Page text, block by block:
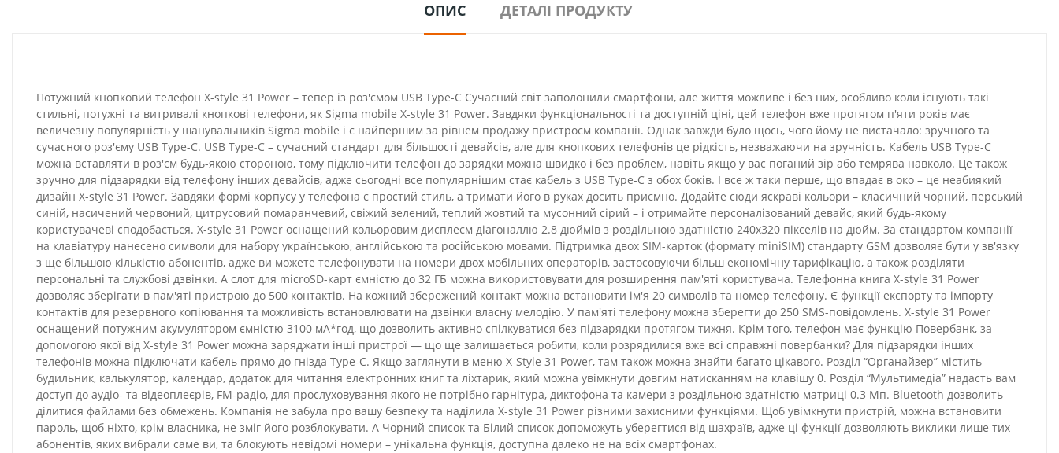
ОПИС ДЕТАЛІ ПРОДУКТУ
Потужний кнопковий телефон X-style 31 Power – тепер із роз'ємом USB Type-C Сучасний світ заполонили смартфони, але життя можливе і без них, особливо коли існують такі
стильні, потужні та витривалі кнопкові телефони, як Sigma mobile X-style 31 Power. Завдяки функціональності та доступній ціні, цей телефон вже протягом п'яти років має
величезну популярність у шанувальників Sigma mobile і є найпершим за рівнем продажу пристроєм компанії. Однак завжди було щось, чого йому не вистачало: зручного та
сучасного роз'єму USB Type-C. USB Type-C – сучасний стандарт для більшості девайсів, але для кнопкових телефонів це рідкість, незважаючи на зручність. Кабель USB Type-C
можна вставляти в роз'єм будь-якою стороною, тому підключити телефон до зарядки можна швидко і без проблем, навіть якщо у вас поганий зір або темрява навколо. Це також
зручно для підзарядки від телефону інших девайсів, адже сьогодні все популярнішим стає кабель з USB Type-C з обох боків. І все ж таки перше, що впадає в око – це неабиякий
дизайн X-style 31 Power. Завдяки формі корпусу у телефона є простий стиль, а тримати його в руках досить приємно. Додайте сюди яскраві кольори – класичний чорний, перський
синій, насичений червоний, цитрусовий помаранчевий, свіжий зелений, теплий жовтий та мусонний сірий – і отримайте персоналізований девайс, який будь-якому
користувачеві сподобається. X-style 31 Power оснащений кольоровим дисплеєм діагоналлю 2.8 дюймів з роздільною здатністю 240х320 пікселів на дюйм. За стандартом компанії
на клавіатуру нанесено символи для набору українською, англійською та російською мовами. Підтримка двох SIM-карток (формату miniSIM) стандарту GSM дозволяє бути у зв'язку
з ще більшою кількістю абонентів, адже ви можете телефонувати на номери двох мобільних операторів, застосовуючи більш економічну тарифікацію, а також розділяти
персональні та службові дзвінки. А слот для microSD-карт ємністю до 32 ГБ можна використовувати для розширення пам'яті користувача. Телефонна книга X-style 31 Power
дозволяє зберігати в пам'яті пристрою до 500 контактів. На кожний збережений контакт можна встановити ім'я 20 символів та номер телефону. Є функції експорту та імпорту
контактів для резервного копіювання та можливість встановлювати на дзвінки власну мелодію. У пам'яті телефону можна зберегти до 250 SMS-повідомлень. X-style 31 Power
оснащений потужним акумулятором ємністю 3100 мА*год, що дозволить активно спілкуватися без підзарядки протягом тижня. Крім того, телефон має функцію Повербанк, за
допомогою якої від X-style 31 Power можна заряджати інші пристрої — що ще залишається робити, коли розрядилися вже всі справжні повербанки? Для підзарядки інших
телефонів можна підключати кабель прямо до гнізда Type-C. Якщо заглянути в меню X-Style 31 Power, там також можна знайти багато цікавого. Розділ “Органайзер” містить
будильник, калькулятор, календар, додаток для читання електронних книг та ліхтарик, який можна увімкнути довгим натисканням на клавішу 0. Розділ “Мультимедіа” надасть вам
доступ до аудіо- та відеоплеєрів, FM-радіо, для прослуховування якого не потрібно гарнітура, диктофона та камери з роздільною здатністю матриці 0.3 Мп. Bluetooth дозволить
ділитися файлами без обмежень. Компанія не забула про вашу безпеку та наділила X-style 31 Power різними захисними функціями. Щоб увімкнути пристрій, можна встановити
пароль, щоб ніхто, крім власника, не зміг його розблокувати. А Чорний список та Білий список допоможуть уберегтися від шахраїв, адже ці функції дозволяють виклики лише тих
абонентів, яких вибрали саме ви, та блокують невідомі номери – унікальна функція, доступна далеко не на всіх смартфонах.